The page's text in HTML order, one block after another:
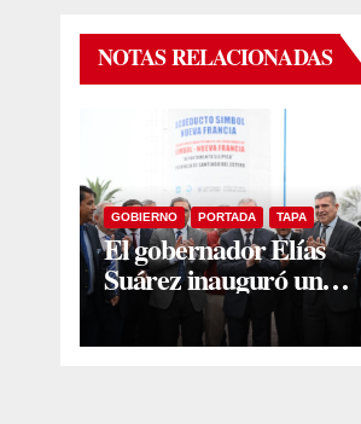
NOTAS RELACIONADAS
GOBIERNO PORTADA TAPA
El gobernador Elías
Suárez inauguró un
acueducto y viviendas
sociales en El Simbol y